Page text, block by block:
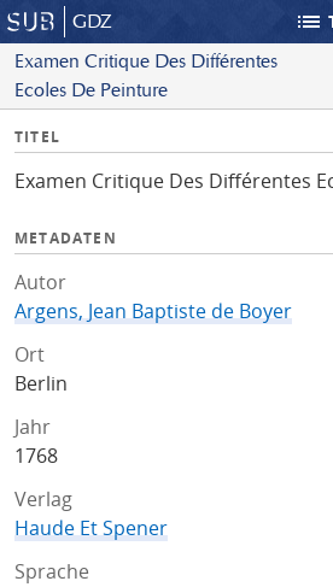
GDZ list
Examen Critique Des Différentes
Ecoles De Peinture
I
f
TITEL
Examen Critique Des Différentes
METADATEN
Autor
Argens, Jean Baptiste de Boyer
Ort
Berlin
Jahr
1768
Verlag
Haude Et Spener
Sprache